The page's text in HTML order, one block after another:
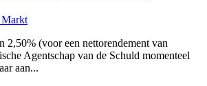
2,50% (voor een nettorendement van
Agentschap van de Schuld momenteel
aan...